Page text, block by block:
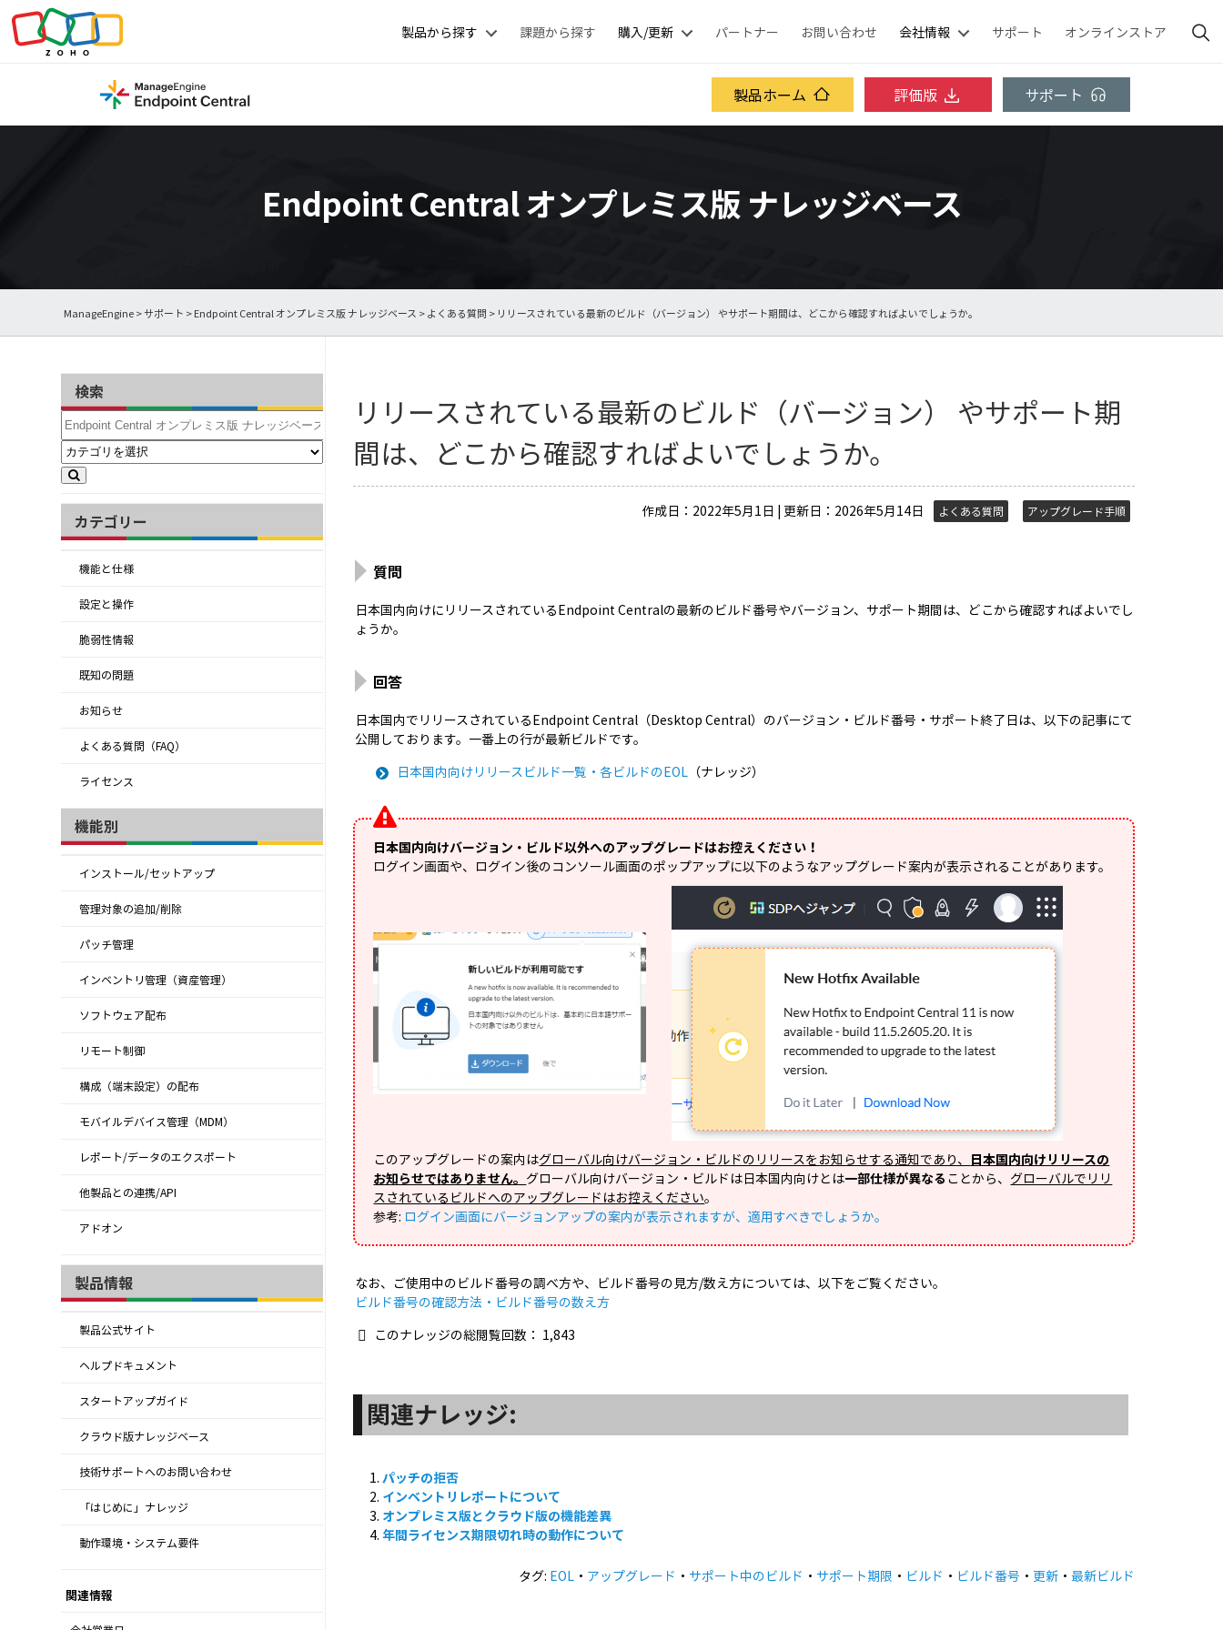
製品から探す 課題から探す 購入/更新 パートナー お問い合わせ 会社情報 サポート オンラインストア
製品ホーム 評価版 サポート
Endpoint Central オンプレミス版 ナレッジベース
ManageEngine>サポート >Endpoint Central オンプレミス版 ナレッジベース >よくある質問 > リリースされている最新のビルド（バージョン） やサポート期間は、どこから確認すればよいでしょうか。
検索
カテゴリー
機能と仕様
設定と操作
脆弱性情報
既知の問題
お知らせ
よくある質問（FAQ）
ライセンス
機能別
インストール/セットアップ
管理対象の追加/削除
パッチ管理
インベントリ管理（資産管理）
ソフトウェア配布
リモート制御
構成（端末設定）の配布
モバイルデバイス管理（MDM）
レポート/データのエクスポート
他製品との連携/API
アドオン
製品情報
製品公式サイト
ヘルプドキュメント
スタートアップガイド
クラウド版ナレッジベース
技術サポートへのお問い合わせ
「はじめに」ナレッジ
動作環境・システム要件
関連情報
リリースされている最新のビルド（バージョン） やサポート期
間は、どこから確認すればよいでしょうか。
作成日：2022年5月1日 | 更新日：2026年5月14日 よくある質問 アップグレード手順
質問
日本国内向けにリリースされているEndpoint Centralの最新のビルド番号やバージョン、サポート期間は、どこから確認すればよいでし
ょうか。
回答
日本国内でリリースされているEndpoint Central（Desktop Central）のバージョン・ビルド番号・サポート終了日は、以下の記事にて
公開しております。一番上の行が最新ビルドです。
日本国内向けリリースビルド一覧・各ビルドのEOL（ナレッジ）
日本国内向けバージョン・ビルド以外へのアップグレードはお控えください！
ログイン画面や、ログイン後のコンソール画面のポップアップに以下のようなアップグレード案内が表示されることがあります。
このアップグレードの案内はグローバル向けバージョン・ビルドのリリースをお知らせする通知であり、 日本国内向けリリースの
お知らせではありません。 グローバル向けバージョン・ビルドは日本国内向けとは一部仕様が異なる ことから、 グローバルでリリ
スされているビルドへのアップグレードはお控えください。
参考: ログイン画面にバージョンアップの案内が表示されますが、適用すべきでしょうか。
なお、ご使用中のビルド番号の調べ方や、ビルド番号の見方/数え方については、以下をご覧ください。
ビルド番号の確認方法・ビルド番号の数え方
このナレッジの総閲覧回数： 1,843
関連ナレッジ:
パッチの拒否
インベントリレポートについて
オンプレミス版とクラウド版の機能差異
年間ライセンス期限切れ時の動作について
タグ: EOL ・ アップグレード ・ サポート中のビルド ・ サポート期限 ・ ビルド ・ ビルド番号 ・ 更新 ・最新ビルド